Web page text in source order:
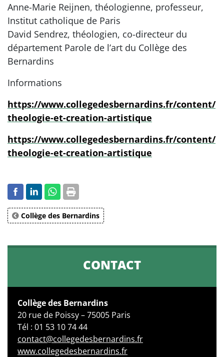
Anne-Marie Reijnen, théologienne, professeur,
Institut catholique de Paris
David Sendrez, théologien, co-directeur du
département Parole de l’art du Collège des
Bernardins
Informations
https://www.collegedesbernardins.fr/content/
theologie-et-creation-artistique
https://www.collegedesbernardins.fr/content/
theologie-et-creation-artistique
Collège des Bernardins
CONTACT
Collège des Bernardins
20 rue de Poissy – 75005 Paris
Tél : 01 53 10 74 44
contact@collegedesbernardins.fr
www.collegedesbernardins.fr